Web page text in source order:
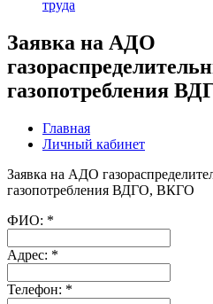
труда
Заявка на АДО
газопотребления
Главная
Личный кабинет
Заявка на АДО
газопотребления ВДГО, ВКГО
ФИО: *
Адрес: *
Телефон: *